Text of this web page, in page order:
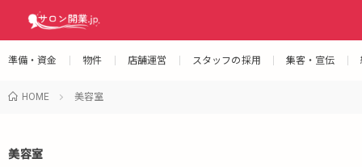
準備・資金 物件 店舗運営 スタッフの採用 集客・宣伝
HOME 美容室
美容室